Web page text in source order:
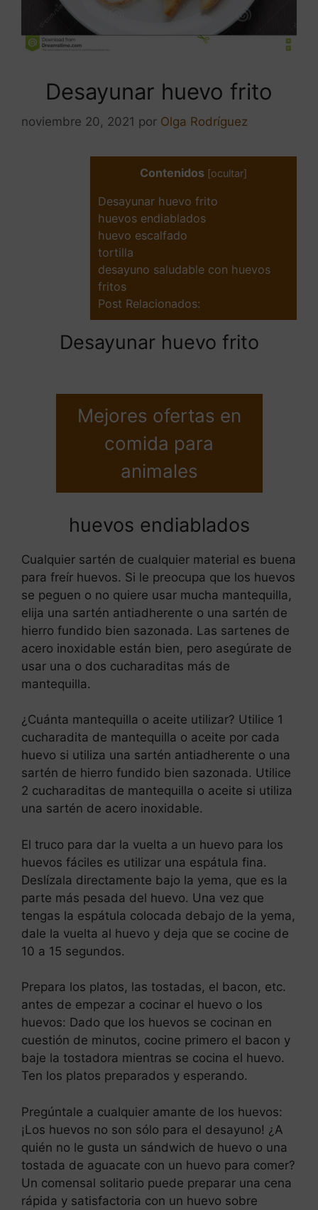
Desayunar huevo frito
noviembre 20, 2021 por Olga Rodríguez
Contenidos [ocultar]
Desayunar huevo frito
huevos endiablados
huevo escalfado
tortilla
desayuno saludable con huevos
fritos
Post Relacionados:
Desayunar huevo frito
Mejores ofertas en
comida para
animales
huevos endiablados
Cualquier sartén de cualquier material es buena
para freír huevos. Si le preocupa que los huevos
se peguen o no quiere usar mucha mantequilla,
elija una sartén antiadherente o una sartén de
hierro fundido bien sazonada. Las sartenes de
acero inoxidable están bien, pero asegúrate de
usar una o dos cucharaditas más de
mantequilla.
¿Cuánta mantequilla o aceite utilizar? Utilice 1
cucharadita de mantequilla o aceite por cada
huevo si utiliza una sartén antiadherente o una
sartén de hierro fundido bien sazonada. Utilice
2 cucharaditas de mantequilla o aceite si utiliza
una sartén de acero inoxidable.
El truco para dar la vuelta a un huevo para los
huevos fáciles es utilizar una espátula fina.
Deslízala directamente bajo la yema, que es la
parte más pesada del huevo. Una vez que
tengas la espátula colocada debajo de la yema,
dale la vuelta al huevo y deja que se cocine de
10 a 15 segundos.
Prepara los platos, las tostadas, el bacon, etc.
antes de empezar a cocinar el huevo o los
huevos: Dado que los huevos se cocinan en
cuestión de minutos, cocine primero el bacon y
baje la tostadora mientras se cocina el huevo.
Ten los platos preparados y esperando.
Pregúntale a cualquier amante de los huevos:
¡Los huevos no son sólo para el desayuno! ¿A
quién no le gusta un sándwich de huevo o una
tostada de aguacate con un huevo para comer?
Un comensal solitario puede preparar una cena
rápida y satisfactoria con un huevo sobre